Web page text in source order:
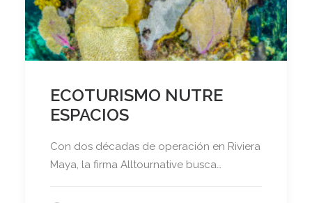
Search
ECOTURISMO NUTRE
ESPACIOS
Con dos décadas de operación en Riviera
Maya, la firma Alltournative busca…